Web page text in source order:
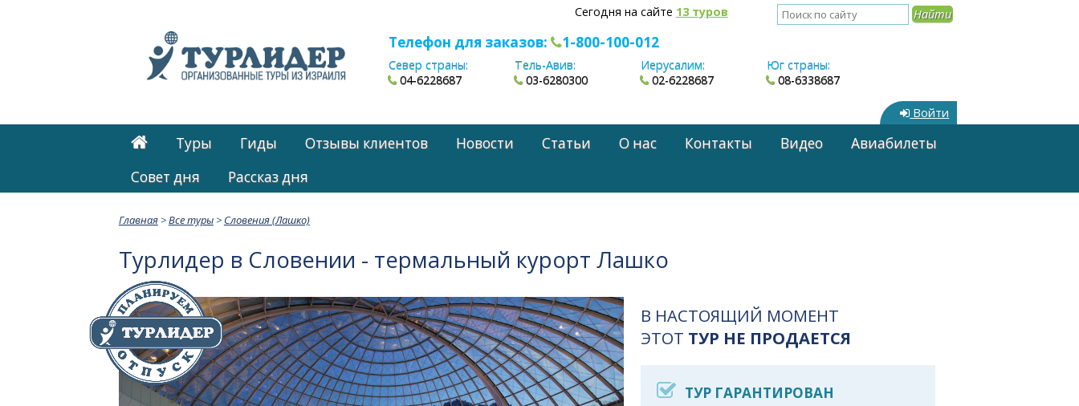
Сегодня на сайте 13 туров
Телефон для заказов: 1-800-100-012
Север страны:
04-6228687
Тель-Авив:
03-6280300
Иерусалим:
02-6228687
Юг страны:
08-6338687
Войти
Туры Гиды Отзывы клиентов Новости Статьи О нас Контакты Видео
Авиабилеты
Cовет дня
Рассказ дня
Главная>Все туры> Словения (Лашко)
Турлидер в Словении - термальный курорт Лашко
В НАСТОЯЩИЙ МОМЕНТ
ЭТОТ ТУР НЕ ПРОДАЕТСЯ
ТУР ГАРАНТИРОВАН